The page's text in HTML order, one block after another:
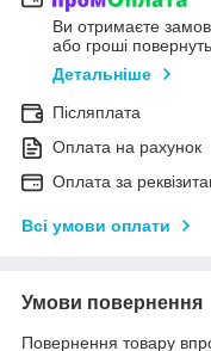
Ви отримаєте
або гроші
Детальніше
Післяплата
Оплата на рахунок
Оплата за
Всі умови оплати
Умови повернення
Повернення товару